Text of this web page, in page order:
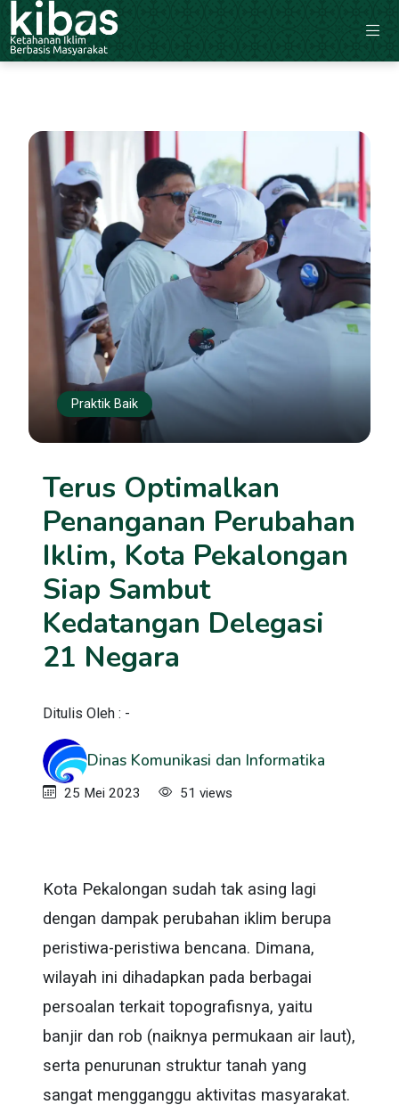
Praktik Baik
Terus Optimalkan
Penanganan Perubahan
Iklim, Kota Pekalongan
Siap Sambut
Kedatangan Delegasi
21 Negara
Ditulis Oleh : -
Dinas Komunikasi dan Informatika
25 Mei 2023 51 views
Kota Pekalongan sudah tak asing lagi
dengan dampak perubahan iklim berupa
peristiwa-peristiwa bencana. Dimana,
wilayah ini dihadapkan pada berbagai
persoalan terkait topografisnya, yaitu
banjir dan rob (naiknya permukaan air laut),
serta penurunan struktur tanah yang
sangat mengganggu aktivitas masyarakat.